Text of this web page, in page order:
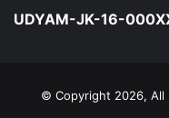
UDYAM-JK-16-
© Copyright 2026, All